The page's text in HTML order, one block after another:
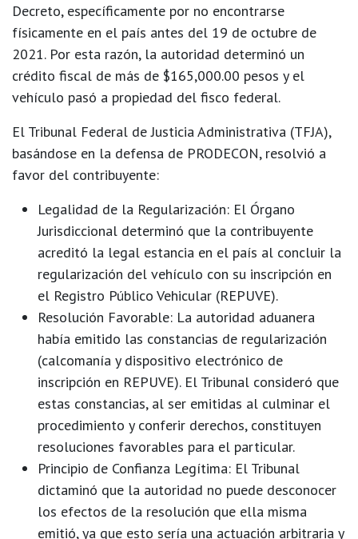
Decreto, específicamente por no encontrarse
físicamente en el país antes del 19 de octubre de
2021. Por esta razón, la autoridad determinó un
crédito fiscal de más de $165,000.00 pesos y el
vehículo pasó a propiedad del fisco federal.
El Tribunal Federal de Justicia Administrativa (TFJA),
basándose en la defensa de PRODECON, resolvió a
favor del contribuyente:
Legalidad de la Regularización: El Órgano
Jurisdiccional determinó que la contribuyente
acreditó la legal estancia en el país al concluir la
regularización del vehículo con su inscripción en
el Registro Público Vehicular (REPUVE).
Resolución Favorable: La autoridad aduanera
había emitido las constancias de regularización
(calcomanía y dispositivo electrónico de
inscripción en REPUVE). El Tribunal consideró que
estas constancias, al ser emitidas al culminar el
procedimiento y conferir derechos, constituyen
resoluciones favorables para el particular.
Principio de Confianza Legítima: El Tribunal
dictaminó que la autoridad no puede desconocer
los efectos de la resolución que ella misma
emitió, ya que esto sería una actuación arbitraria y